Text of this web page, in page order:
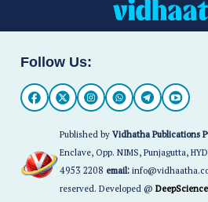
Follow Us:
Published byVidhatha Publications
Enclave, Opp. NIMS, Punjagutta,
4953 2208 email:
reserved. Developed @